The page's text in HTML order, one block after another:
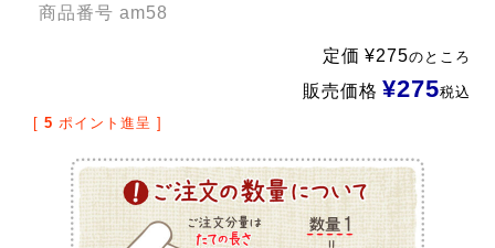
商品番号 am58
定価 ¥275のところ
販売価格 ¥275税込
[ 5 ポイント進呈 ]